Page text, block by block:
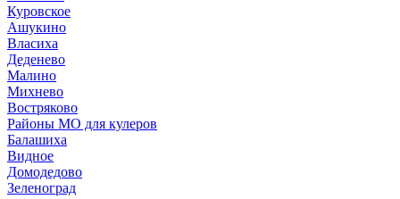
Куровское
Ашукино
Власиха
Деденево
Малино
Михнево
Востряково
Районы МО для кулеров
Балашиха
Видное
Домодедово
Зеленоград